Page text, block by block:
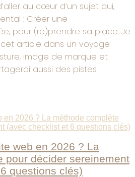
au cœur d’un sujet qui,
: Créer une
pour (re)prendre sa place. Je
article dans un voyage
image de marque et
aussi des pistes
en 2026 ? La méthode complète
(avec checklist et 6 questions clés)
web en 2026 ? La
pour décider sereinement
questions clés)